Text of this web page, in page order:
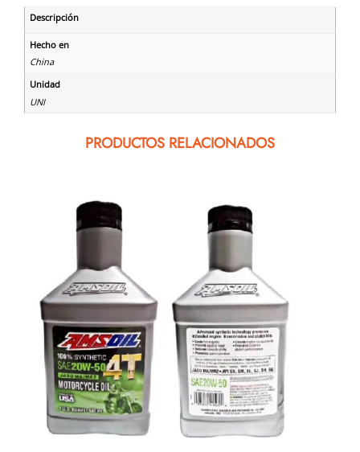
Descripción
Hecho en
China
Unidad
UNI
PRODUCTOS RELACIONADOS